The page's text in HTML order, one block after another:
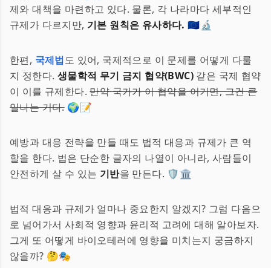
제와 대책을 마련하고 있다. 물론, 각 나라마다 세부적인
규제가 다르지만, 기본 원칙은 유사하다. 🇪🇺🔬
한편, 국제법도 있어, 국제적으로 이 문제를 어떻게 다룰
지 정한다. 생물학적 무기 금지 협약(BWC) 같은 국제 협약
이 이를 규제한다.만약 국가가 이 협약을 어기면, 그건 큰
일나는 거다.🌍📝
예방과 대응 전략을 만들 때도 법적 대응과 규제가 큰 역
할을 한다. 법은 단순한 글자의 나열이 아니라, 사람들이
안전하게 살 수 있는 기반을 만든다. 🛡🏛
법적 대응과 규제가 얼마나 중요한지 알겠지? 그럼 다음으
로 넘어가서 사회적 영향과 윤리적 고려에 대해 알아보자.
그게 또 어떻게 바이오테러에 영향을 미치는지 궁금하지
않을까? 🤔🎭